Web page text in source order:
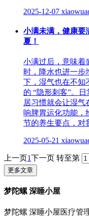
2025-12-07
小满未满，健康要
夏！
小满过后，意味着
时，降水也进一步
下，湿气也在不知
的 “隐形刺客”。
居习惯就会让湿气
响脾胃运化功能，
节的养生要点，对
2025-05-21
上一页1下一页 转至第
更多文章
梦陀螺 深睡小屋
梦陀螺 深睡小屋医疗管